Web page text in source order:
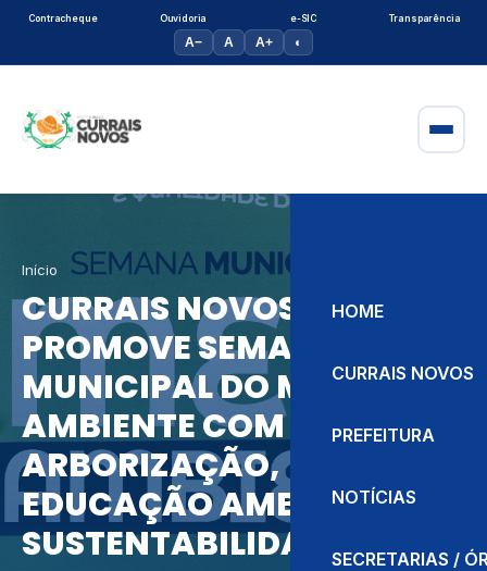
Contracheque Ouvidoria e-SIC Transparência
A− A A+ ◐
HOME
CURRAIS NOVOS
PREFEITURA
NOTÍCIAS
SECRETARIAS /
Início
CURRAIS NOVOS
PROMOVE SEMANA
MUNICIPAL DO MEIO
AMBIENTE COM AÇÕES DE
ARBORIZAÇÃO,
EDUCAÇÃO AMBIENTAL E
SUSTENTABILIDADE